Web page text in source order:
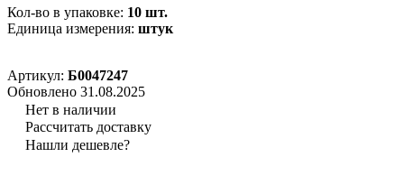
Кол-во в упаковке: 10 шт.
Единица измерения: штук
Артикул: Б0047247
Обновлено 31.08.2025
Нет в наличии
Рассчитать доставку
Нашли дешевле?